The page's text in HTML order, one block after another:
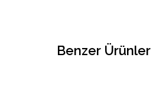
Benzer Ürünler